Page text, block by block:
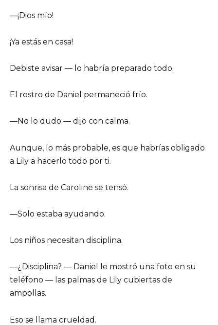
—¡Dios mío!
¡Ya estás en casa!
Debiste avisar — lo habría preparado todo.
El rostro de Daniel permaneció frío.
—No lo dudo — dijo con calma.
Aunque, lo más probable, es que habrías obligado
a Lily a hacerlo todo por ti.
La sonrisa de Caroline se tensó.
—Solo estaba ayudando.
Los niños necesitan disciplina.
—¿Disciplina? — Daniel le mostró una foto en su
teléfono — las palmas de Lily cubiertas de
ampollas.
Eso se llama crueldad.